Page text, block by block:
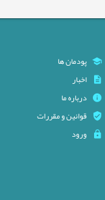
پودمان ها
اخبار
درباره ما
قوانین و مقررات
ورود